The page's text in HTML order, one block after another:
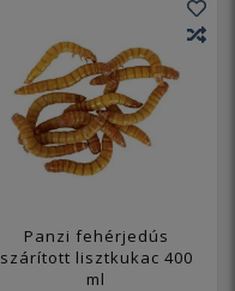
Panzi fehérjedús
szárított lisztkukac 400
ml